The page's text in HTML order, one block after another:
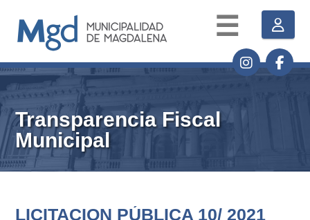
☰
Transparencia Fiscal
Municipal
LICITACION PÚBLICA 10/ 2021